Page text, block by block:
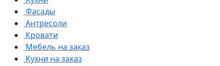
Фасады
Антресоли
Кровати
Мебель на заказ
Кухни на заказ